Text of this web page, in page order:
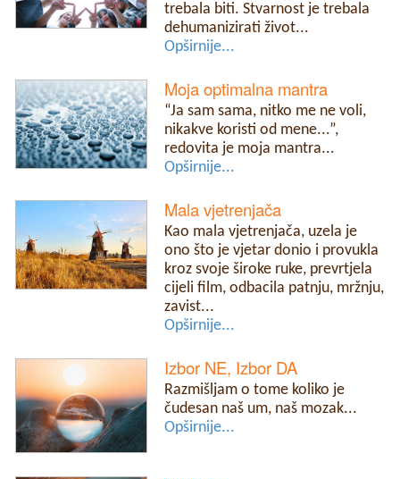
trebala biti. Stvarnost je trebala
dehumanizirati život...
Opširnije...
Moja optimalna mantra
“Ja sam sama, nitko me ne voli,
nikakve koristi od mene...”,
redovita je moja mantra...
Opširnije...
Mala vjetrenjača
Kao mala vjetrenjača, uzela je
ono što je vjetar donio i provukla
kroz svoje široke ruke, prevrtjela
cijeli film, odbacila patnju, mržnju,
zavist...
Opširnije...
Izbor NE, Izbor DA
Razmišljam o tome koliko je
čudesan naš um, naš mozak...
Opširnije...